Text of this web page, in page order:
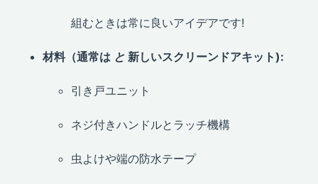
組むときは常に良いアイデアです!
材料（通常は と 新しいスクリーンドアキット):
引き戸ユニット
ネジ付きハンドルとラッチ機構
虫よけや端の防水テープ